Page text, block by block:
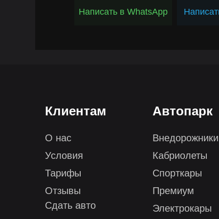
Написать в WhatsApp
Клиентам
О нас
Условия
Тарифы
Отзывы
Автопарк
Внедорожники
Кабриолеты
Спорткары
Премиум
Электрокары
Сдать авто